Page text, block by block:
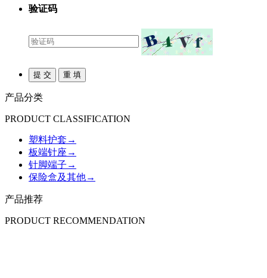
验证码
产品分类
PRODUCT CLASSIFICATION
塑料护套 →
板端针座 →
针脚端子 →
保险盒及其他→
产品推荐
PRODUCT RECOMMENDATION